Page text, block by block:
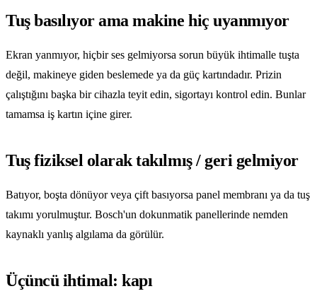
Tuş basılıyor ama makine hiç uyanmıyor
Ekran yanmıyor, hiçbir ses gelmiyorsa sorun büyük ihtimalle tuşta
değil, makineye giden beslemede ya da güç kartındadır. Prizin
çalıştığını başka bir cihazla teyit edin, sigortayı kontrol edin. Bunlar
tamamsa iş kartın içine girer.
Tuş fiziksel olarak takılmış / geri gelmiyor
Batıyor, boşta dönüyor veya çift basıyorsa panel membranı ya da tuş
takımı yorulmuştur. Bosch'un dokunmatik panellerinde nemden
kaynaklı yanlış algılama da görülür.
Üçüncü ihtimal: kapı